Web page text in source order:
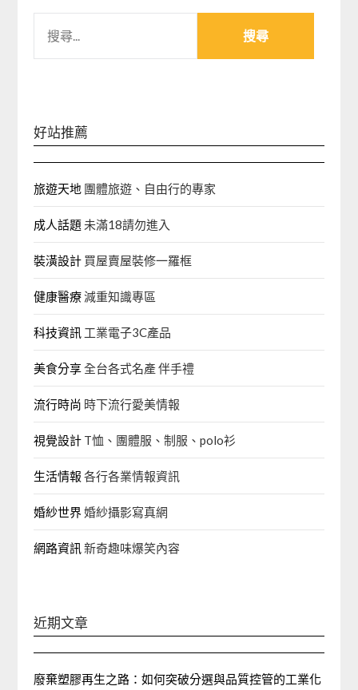
關
好站推薦
旅遊天地 團體旅遊、自由行的專家‎
成人話題 未滿18請勿進入
裝潢設計 買屋賣屋裝修一羅框
健康醫療減重知識專區
科技資訊 工業電子3C產品
美食分享全台各式名產 伴手禮
流行時尚 時下流行愛美情報
視覺設計 T恤、團體服、制服、polo衫
生活情報 各行各業情報資訊
婚紗世界婚紗攝影寫真網
網路資訊 新奇趣味爆笑內容
近期文章
廢棄塑膠再生之路：如何突破分選與品質控管的工業化